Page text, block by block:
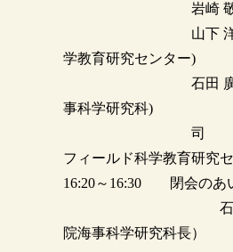
岩崎 敬二(奈
山下 洋(京都大
学教育研究センター)
石田 廣史（神
事科学研究科)
司 会：向井
フィールド科学教育研究
16:20～16:30 閉会のあ
石田 廣史（
院海事科学研究科長）